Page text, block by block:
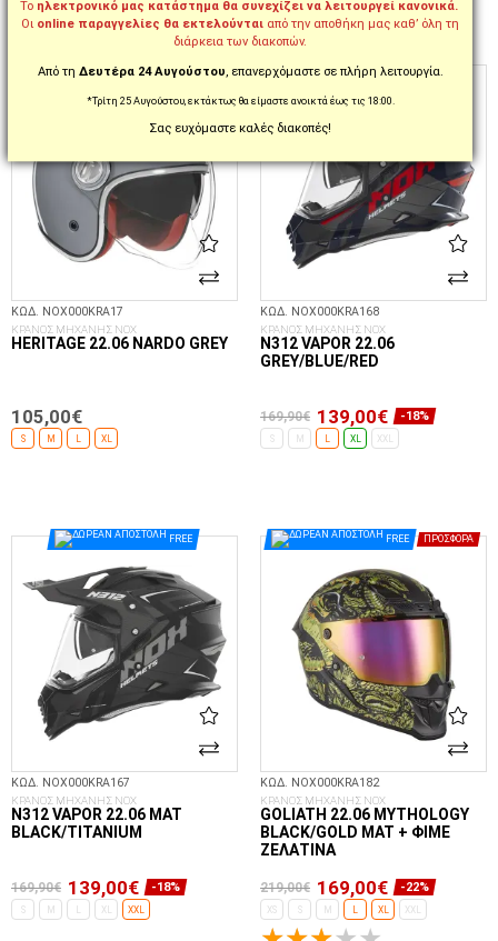
FREE
ΚΩΔ. NOX000KRA17
ΚΡΑΝΟΣ ΜΗΧΑΝΗΣ NOX
HERITAGE 22.06 NARDO GREY
105,00€
S M XL
FREE
ΚΩΔ. NOX000KRA168
ΚΡΑΝΟΣ ΜΗΧΑΝΗΣ NOX
N312 VAPOR 22.06
GREY/BLUE/RED
169,90€ 139,00€ -18%
S XL XXL
FREE
ΚΩΔ. NOX000KRA167
ΚΡΑΝΟΣ ΜΗΧΑΝΗΣ NOX
N312 VAPOR 22.06 MAT
BLACK/TITANIUM
169,90€ 139,00€ -18%
S XL XXL
FREE ΠΡΟΣΦΟΡΆ
ΚΩΔ. NOX000KRA182
ΚΡΑΝΟΣ ΜΗΧΑΝΗΣ NOX
GOLIATH 22.06 MYTHOLOGY
BLACK/GOLD MAT + ΦΙΜΈ
ΖΕΛΑΤΊΝΑ
219,00€ 169,00€ -22%
XS S XL XXL
Το ηλεκτρονικό μας κατάστημα θα συνεχίζει να λειτουργεί κανονικά.
Οι online παραγγελίες θα εκτελούνται από την αποθήκη μας καθ’ όλη τη
διάρκεια των διακοπών.
Από τη Δευτέρα 24 Αυγούστου, επανερχόμαστε σε πλήρη λειτουργία.
*Τρίτη 25 Αυγούστου, εκτάκτως θα είμαστε ανοικτά έως τις 18:00.
Σας ευχόμαστε καλές διακοπές!